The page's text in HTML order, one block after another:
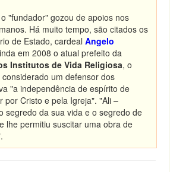
"fundador" gozou de apoios nos
Há muito tempo, são citados os
de Estado, cardealAngelo
em 2008 o atual prefeito da
Institutos de Vida Religiosa, o
considerado um defensor dos
"a independência de espírito de
por Cristo e pela Igreja". "Ali –
segredo da sua vida e o segredo de
lhe permitiu suscitar uma obra de